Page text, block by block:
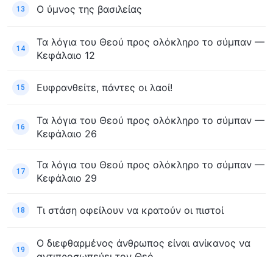
13 Ο ύμνος της βασιλείας
14
Τα λόγια του Θεού προς ολόκληρο το σύμπαν —
Κεφάλαιο 12
15 Ευφρανθείτε, πάντες οι λαοί!
16
Τα λόγια του Θεού προς ολόκληρο το σύμπαν —
Κεφάλαιο 26
17
Τα λόγια του Θεού προς ολόκληρο το σύμπαν —
Κεφάλαιο 29
18 Τι στάση οφείλουν να κρατούν οι πιστοί
19
Ο διεφθαρμένος άνθρωπος είναι ανίκανος να